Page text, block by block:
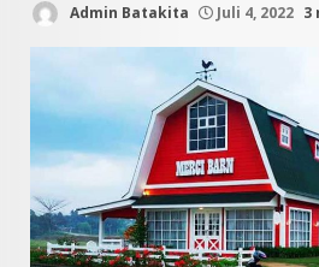
Admin Batakita Juli 4, 2022 3